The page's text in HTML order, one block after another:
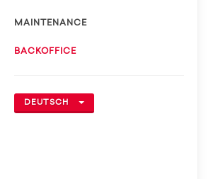
MAINTENANCE
BACKOFFICE
DEUTSCH